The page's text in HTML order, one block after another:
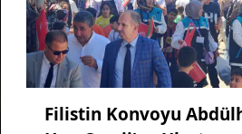
Filistin Konvoyu